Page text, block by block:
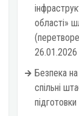
області»
26.01.2026
Безпека
спільні